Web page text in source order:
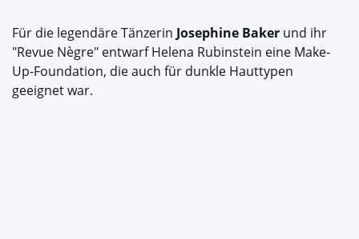
Für die legendäre Tänzerin Josephine Baker und ihr
"Revue Nègre" entwarf Helena Rubinstein eine Make-
Up-Foundation, die auch für dunkle Hauttypen
geeignet war.